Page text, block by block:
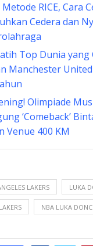
RICE, Cara
Cedera dan
Top Dunia yang
Manchester United
Olimpiade
‘Comeback’
Venue 400 KM
LAKERS LUKA
NBA LUKA